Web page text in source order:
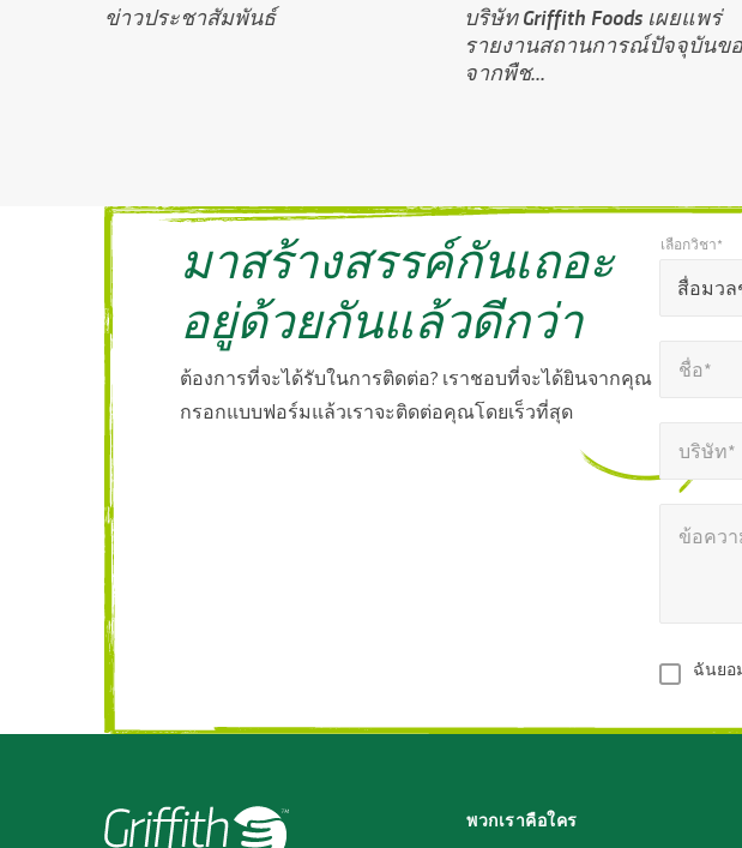
ข่าวประชาสัมพันธ์
บริษัท Griffith Foods เผยแพร่
รายงานสถานการณ์ปัจจุบันข
จากพืช...
มาสร้างสรรค์กันเถอะ
อยู่ด้วยกันแล้วดีกว่า
ต้องการที่จะได้รับในการติดต่อ? เราชอบที่จะได้ยินจากคุณ
กรอกแบบฟอร์มแล้วเราจะติดต่อคุณโดยเร็วที่สุด
เครื่องหมา
ต้อง
สื่อมวล
เลือกวิชา*
ชื่อ*
บริษัท*
ข้อคว
ยินยอมฉันยอ
พวกเราคือใคร